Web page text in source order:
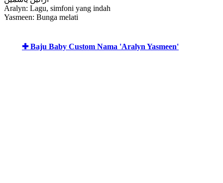
Aralyn: Lagu, simfoni yang indah
Yasmeen: Bunga melati
✚ Baju Baby Custom Nama 'Aralyn Yasmeen'